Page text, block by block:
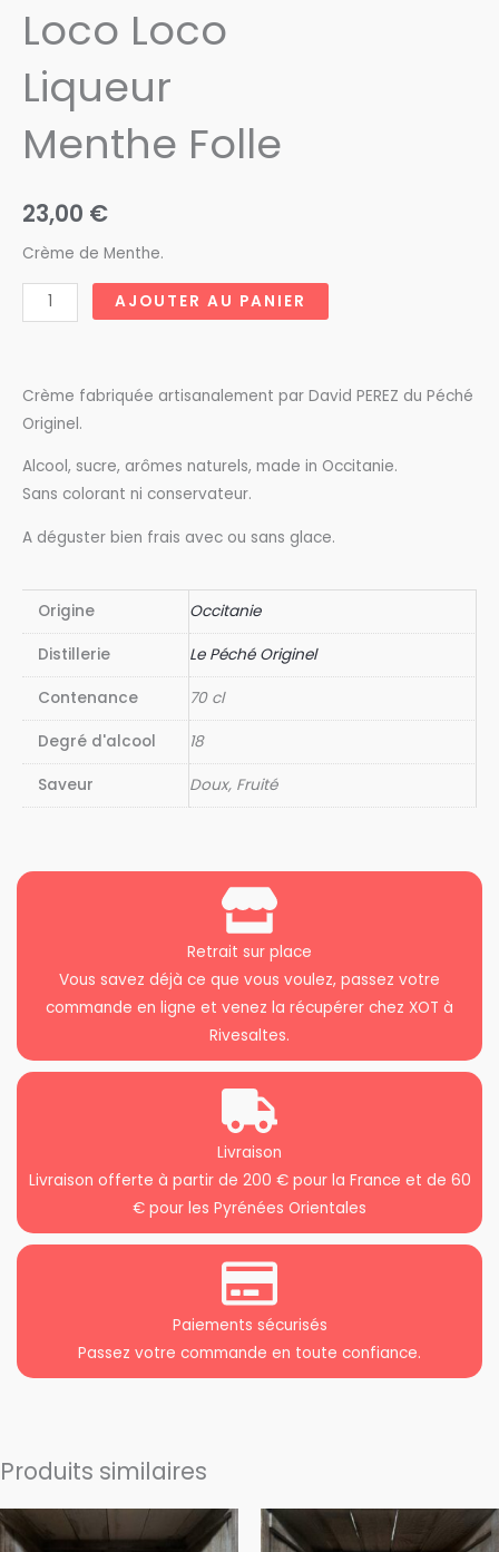
Loco Loco
Liqueur
Menthe Folle
23,00 €
Crème de Menthe.
quantité
de
Liqueur
Menthe
Folle
AJOUTER AU PANIER
Crème fabriquée artisanalement par David PEREZ du Péché
Originel.
Alcool, sucre, arômes naturels, made in Occitanie.
Sans colorant ni conservateur.
A déguster bien frais avec ou sans glace.
Origine Occitanie
Distillerie Le Péché Originel
Contenance 70 cl
Degré d'alcool 18
Saveur Doux, Fruité
Retrait sur place
Vous savez déjà ce que vous voulez, passez votre
commande en ligne et venez la récupérer chez XOT à
Rivesaltes.
Livraison
Livraison offerte à partir de 200 € pour la France et de 60
€ pour les Pyrénées Orientales
Paiements sécurisés
Passez votre commande en toute confiance.
Produits similaires